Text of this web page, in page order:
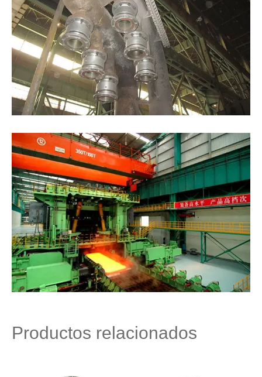
Productos relacionados